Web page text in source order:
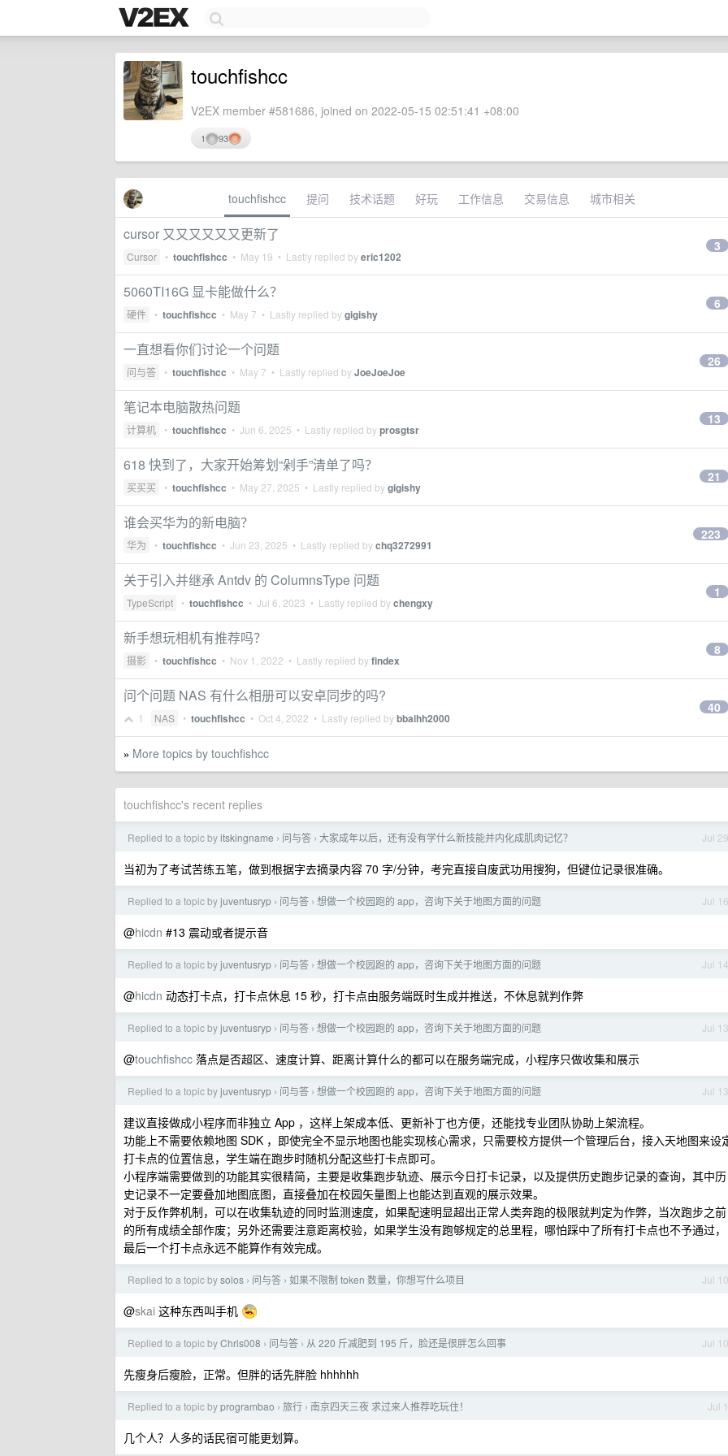
touchfishcc
V2EX member #581686, joined on 2022-05-15 02:51:41 +08:00
1 93
touchfishcc 提问 技术话题 好玩 工作信息 交易信息 城市相关
cursor 又又又又又又更新了
Cursor • touchfishcc • May 19 • Lastly replied byeric1202
3
5060TI16G 显卡能做什么？
硬件 • touchfishcc • May 7 • Lastly replied bygigishy
6
一直想看你们讨论一个问题
问与答 • touchfishcc • May 7 • Lastly replied byJoeJoeJoe
26
笔记本电脑散热问题
计算机 • touchfishcc • Jun 6, 2025 • Lastly replied byprosgtsr
13
618 快到了，大家开始筹划“剁手”清单了吗？
买买买 • touchfishcc • May 27, 2025 • Lastly replied bygigishy
21
谁会买华为的新电脑？
华为 • touchfishcc • Jun 23, 2025 • Lastly replied bychq3272991
223
关于引入并继承 Antdv 的 ColumnsType 问题
TypeScript • touchfishcc • Jul 6, 2023 • Lastly replied bychengxy
1
新手想玩相机有推荐吗？
摄影 • touchfishcc • Nov 1, 2022 • Lastly replied byfindex
8
问个问题 NAS 有什么相册可以安卓同步的吗?
1 NAS • touchfishcc • Oct 4, 2022 • Lastly replied bybbaihh2000
40
» More topics by touchfishcc
touchfishcc's recent replies
Jul 29
Replied to a topic byitskingname › 问与答 › 大家成年以后，还有没有学什么新技能并内化成肌肉记忆？
当初为了考试苦练五笔，做到根据字去摘录内容 70 字/分钟，考完直接自废武功用搜狗，但键位记录很准确。
Jul 16
Replied to a topic byjuventusryp › 问与答 › 想做一个校园跑的 app，咨询下关于地图方面的问题
@hicdn #13 震动或者提示音
Jul 14
Replied to a topic byjuventusryp › 问与答 › 想做一个校园跑的 app，咨询下关于地图方面的问题
@hicdn 动态打卡点，打卡点休息 15 秒，打卡点由服务端既时生成并推送，不休息就判作弊
Jul 13
Replied to a topic byjuventusryp › 问与答 › 想做一个校园跑的 app，咨询下关于地图方面的问题
@touchfishcc 落点是否超区、速度计算、距离计算什么的都可以在服务端完成，小程序只做收集和展示
Jul 13
Replied to a topic byjuventusryp › 问与答 › 想做一个校园跑的 app，咨询下关于地图方面的问题
建议直接做成小程序而非独立 App ，这样上架成本低、更新补丁也方便，还能找专业团队协助上架流程。
功能上不需要依赖地图 SDK ，即使完全不显示地图也能实现核心需求，只需要校方提供一个管理后台，接入天地图来设
打卡点的位置信息，学生端在跑步时随机分配这些打卡点即可。
小程序端需要做到的功能其实很精简，主要是收集跑步轨迹、展示今日打卡记录，以及提供历史跑步记录的查询，其中历
史记录不一定要叠加地图底图，直接叠加在校园矢量图上也能达到直观的展示效果。
对于反作弊机制，可以在收集轨迹的同时监测速度，如果配速明显超出正常人类奔跑的极限就判定为作弊，当次跑步之前
的所有成绩全部作废；另外还需要注意距离校验，如果学生没有跑够规定的总里程，哪怕踩中了所有打卡点也不予通过，
最后一个打卡点永远不能算作有效完成。
Jul 10
Replied to a topic bysolos › 问与答 › 如果不限制 token 数量，你想写什么项目
@skai 这种东西叫手机
Jul 10
Replied to a topic byChris008 › 问与答 › 从 220 斤减肥到 195 斤，脸还是很胖怎么回事
先瘦身后瘦脸，正常。但胖的话先胖脸 hhhhhh
Jul 1
Replied to a topic byprogrambao › 旅行 › 南京四天三夜 求过来人推荐吃玩住！
几个人？人多的话民宿可能更划算。